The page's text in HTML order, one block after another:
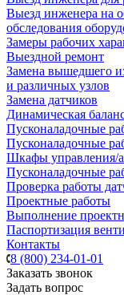
Выезд инженера на
обследования
Замеры рабочих
Выездной ремонт
Замена вышедшего
и различных узлов
Замена датчиков
Динамическая
Пусконаладочные
Пусконаладочные
Шкафы управления/
Пусконаладочные
Проверка работы
Проектные работы
Выполнение
Паспортизация
Контакты
8 (800) 234-01-01
Заказать звонок
Задать вопрос